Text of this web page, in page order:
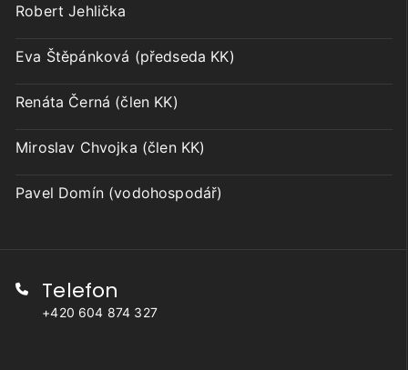
Robert Jehlička
Eva Štěpánková (předseda KK)
Renáta Černá (člen KK)
Miroslav Chvojka (člen KK)
Pavel Domín (vodohospodář)
Telefon
+420 604 874 327